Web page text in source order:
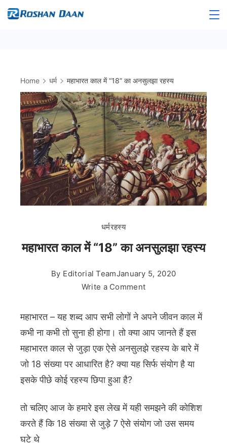
Skip
Home धर्म महाभारत काल में “18” का अनसुलझा रहस्य
धर्मरहस्य
महाभारत काल में “18” का अनसुलझा रहस्य
By Editorial TeamJanuary 5, 2020
Write a Commenton
काल
“18”
का
अनसुलझा
महाभारत – यह शब्द आप सभी लोगों ने अपने जीवन काल में
कभी ना कभी तो सुना ही होगा। तो क्या आप जानते हैं इस
महाभारत काल से जुड़ा एक ऐसे अनसुलझे रहस्य के बारे में
जो 18 संख्या पर आधारित है? क्या यह सिर्फ संयोग है या
इसके पीछे कोई रहस्य छिपा हुआ है?
तो चलिए आज के हमारे इस लेख में यही समझने की कोशिश
करते हैं कि 18 संख्या से जुड़े 7 ऐसे संयोग जो उस समय
घटे थे